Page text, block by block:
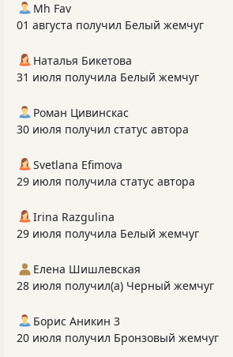
Mh Fav
01 августа получил Белый жемчуг
Наталья Бикетова
31 июля получила Белый жемчуг
Роман Цивинскас
30 июля получил статус автора
Svetlana Efimova
29 июля получила статус автора
Irina Razgulina
29 июля получила Белый жемчуг
Елена Шишлевская
28 июля получил(а) Черный жемчуг
Борис Аникин 3
20 июля получил Бронзовый жемчуг